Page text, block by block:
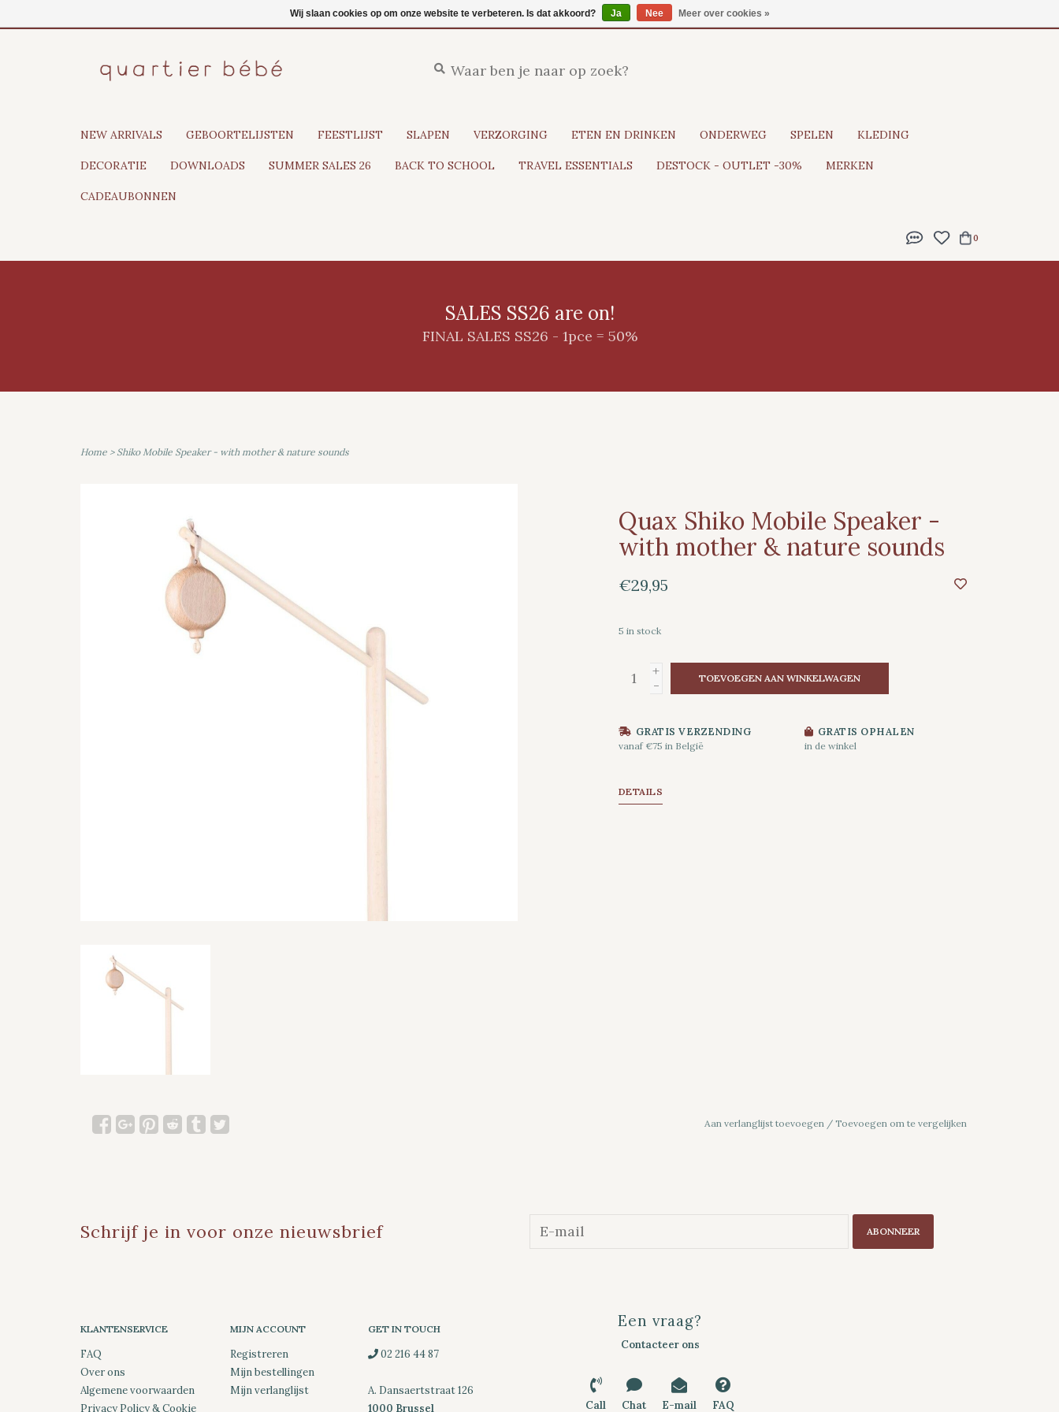
NEW ARRIVALS GEBOORTELIJSTEN FEESTLIJST SLAPEN VERZORGING ETEN EN DRINKEN ONDERWEG SPELEN KLEDING
DECORATIE DOWNLOADS SUMMER SALES 26 BACK TO SCHOOL TRAVEL ESSENTIALS DESTOCK - OUTLET -30% MERKEN
CADEAUBONNEN
0
SALES SS26 are on!
FINAL SALES SS26 - 1pce = 50%
Home > Shiko Mobile Speaker - with mother & nature sounds
Quax Shiko Mobile Speaker -
with mother & nature sounds
€29,95
5 in stock
+
- TOEVOEGEN AAN WINKELWAGEN
GRATIS VERZENDING
vanaf €75 in België
GRATIS OPHALEN
in de winkel
DETAILS
Aan verlanglijst toevoegen / Toevoegen om te vergelijken
Schrijf je in voor onze nieuwsbrief ABONNEER
KLANTENSERVICE
FAQ
Over ons
Algemene voorwaarden
Privacy Policy & Cookie
MIJN ACCOUNT
Registreren
Mijn bestellingen
Mijn verlanglijst
GET IN TOUCH
02 216 44 87
A. Dansaertstraat 126
1000 Brussel
Een vraag?
Contacteer ons
Call Chat E-mail FAQ
Wij slaan cookies op om onze website te verbeteren. Is dat akkoord? Ja Nee Meer over cookies »